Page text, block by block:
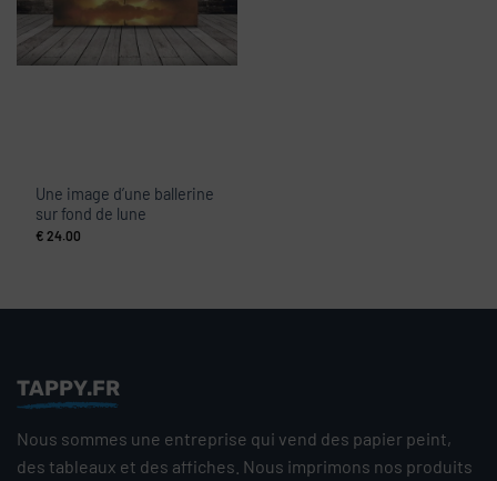
Une image d’une ballerine
sur fond de lune
€ 24.00
TAPPY.FR
Nous sommes une entreprise qui vend des papier peint,
des tableaux et des affiches. Nous imprimons nos produits